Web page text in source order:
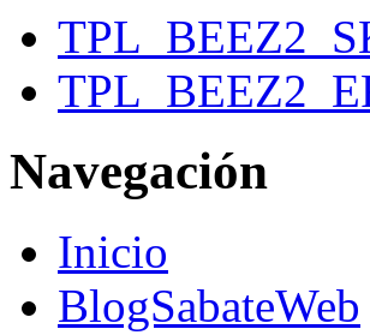
Navegación
Inicio
BlogSabateWeb